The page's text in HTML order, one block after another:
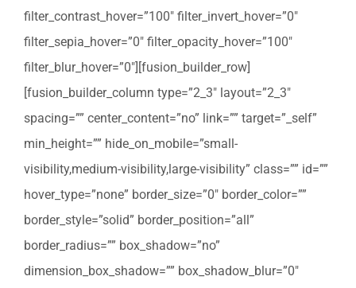
filter_contrast_hover=”100″ filter_invert_hover=”0″
filter_sepia_hover=”0″ filter_opacity_hover=”100″
filter_blur_hover=”0″][fusion_builder_row]
[fusion_builder_column type=”2_3″ layout=”2_3″
spacing=”” center_content=”no” link=”” target=”_self”
min_height=”” hide_on_mobile=”small-
visibility,medium-visibility,large-visibility” class=”” id=””
hover_type=”none” border_size=”0″ border_color=””
border_style=”solid” border_position=”all”
border_radius=”” box_shadow=”no”
dimension_box_shadow=”” box_shadow_blur=”0″